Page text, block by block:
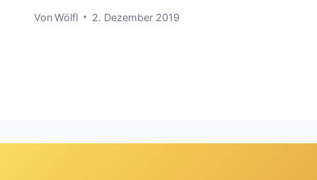
VonWölfl 2. Dezember 2019